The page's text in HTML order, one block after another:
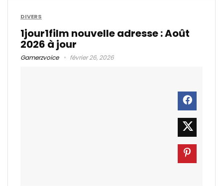
DIVERS
1jour1film nouvelle adresse : Août
2026 à jour
Gamerzvoice février 26, 2026